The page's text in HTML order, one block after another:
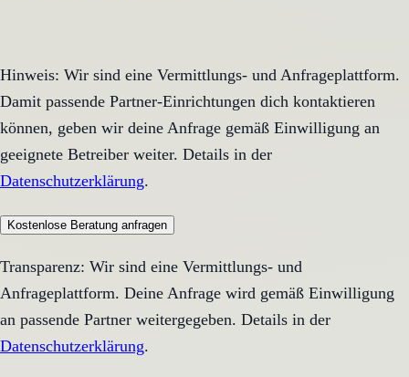
Hinweis: Wir sind eine Vermittlungs- und Anfrageplattform.
Damit passende Partner-Einrichtungen dich kontaktieren
können, geben wir deine Anfrage gemäß Einwilligung an
geeignete Betreiber weiter. Details in der
Datenschutzerklärung.
Kostenlose Beratung anfragen
Transparenz: Wir sind eine Vermittlungs- und
Anfrageplattform. Deine Anfrage wird gemäß Einwilligung
an passende Partner weitergegeben. Details in der
Datenschutzerklärung.